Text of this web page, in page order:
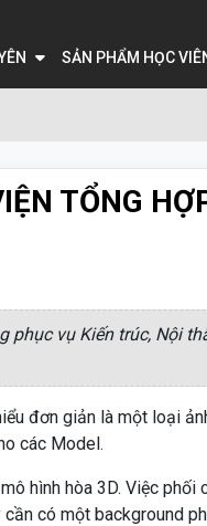
SẢN PHẨM HỌC
TỔNG
phục vụ Kiến trúc, Nội
đơn giản là một loại
các Model.
hình hòa 3D. Việc phối
có một background